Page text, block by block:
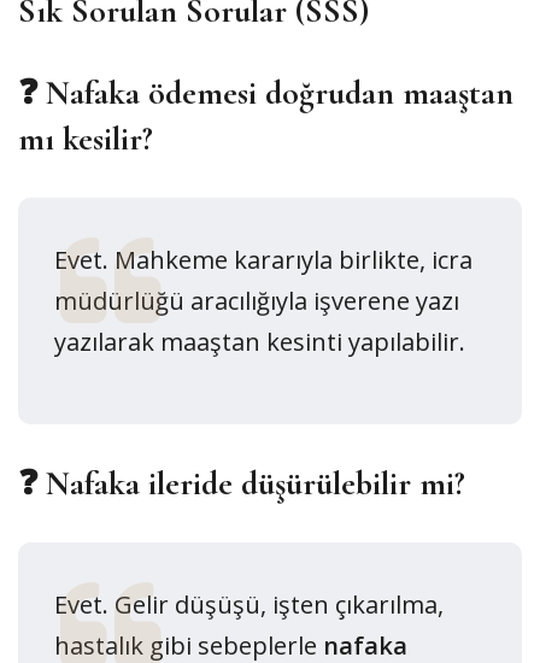
Sık Sorulan Sorular (SSS)
❓ Nafaka ödemesi doğrudan maaştan
mı kesilir?
Evet. Mahkeme kararıyla birlikte, icra
müdürlüğü aracılığıyla işverene yazı
yazılarak maaştan kesinti yapılabilir.
❓ Nafaka ileride düşürülebilir mi?
Evet. Gelir düşüşü, işten çıkarılma,
hastalık gibi sebeplerle nafaka